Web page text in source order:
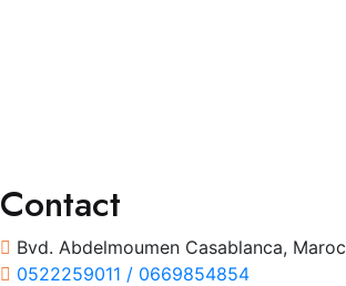
Contact
Bvd. Abdelmoumen Casablanca, Maroc
0522259011 / 0669854854